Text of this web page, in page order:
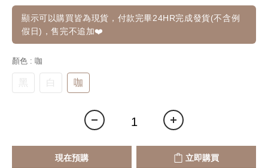
顯示可以購買皆為現貨，付款完畢24HR完成發貨(不含例
假日)，售完不追加❤️
顏色 : 咖
黑 白 咖
現在預購 立即購買